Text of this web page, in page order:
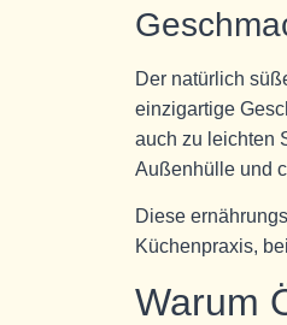
Der natürlich
einzigartige
auch zu leichten
Außenhülle und
Diese
Küchenpraxis,
Warum